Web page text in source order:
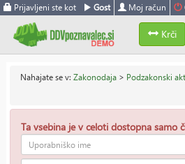
Prijavljeni ste kot Gost Moj račun
Krči
Nahajate se v: Zakonodaja > Podzakonski
Ta vsebina je v celoti dostopna samo